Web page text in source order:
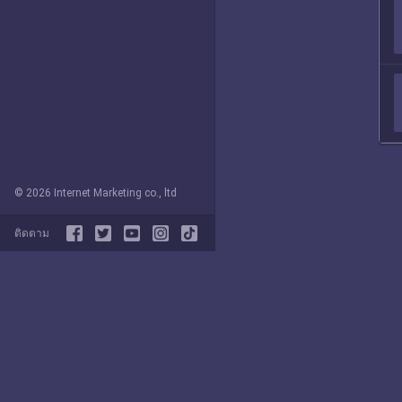
© 2026 Internet Marketing co., ltd
ติดตาม